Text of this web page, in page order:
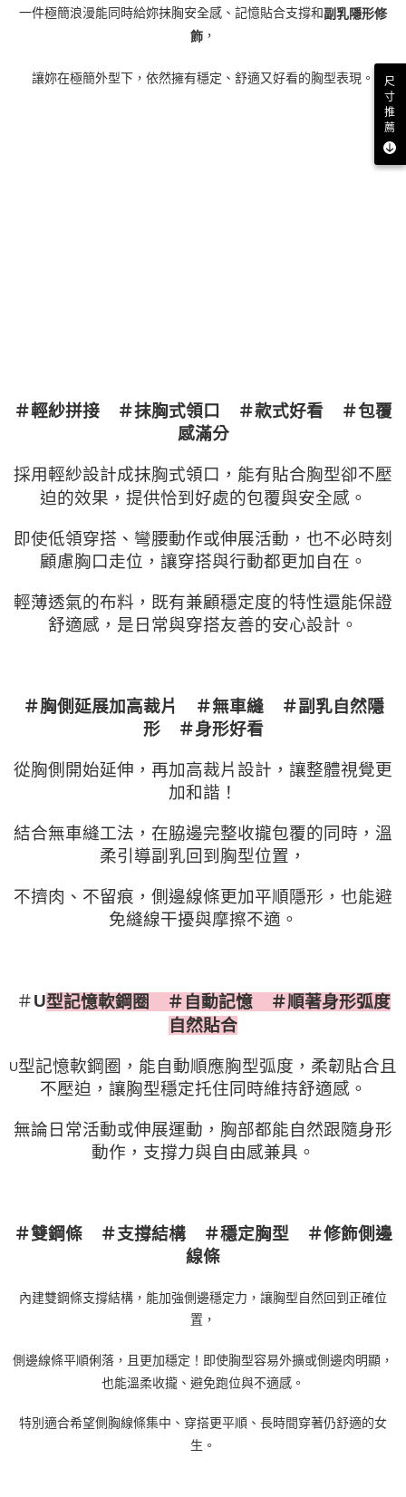
一件極簡浪漫能同時給妳抹胸安全感、記憶貼合支撐和副乳隱形修
飾 ，
讓妳在極簡外型下，依然擁有穩定、舒適又好看的胸型表現。
＃輕紗拼接 ＃抹胸式領口 ＃款式好看 ＃包覆
感滿分
採用輕紗設計成抹胸式領口，能有貼合胸型卻不壓
迫的效果，提供恰到好處的包覆與安全感。
即使低領穿搭、彎腰動作或伸展活動，也不必時刻
顧慮胸口走位，讓穿搭與行動都更加自在。
輕薄透氣的布料，既有兼顧穩定度的特性還能保證
舒適感，是日常與穿搭友善的安心設計。
＃胸側延展加高裁片 ＃無車縫 ＃副乳自然隱
形 ＃身形好看
從胸側開始延伸，再加高裁片設計，讓整體視覺更
加和諧！
結合無車縫工法，在脇邊完整收攏包覆的同時，溫
柔引導副乳回到胸型位置，
不擠肉、不留痕，側邊線條更加平順隱形，也能避
免縫線干擾與摩擦不適。
＃U型記憶軟鋼圈 ＃自動記憶 ＃順著身形弧度
自然貼合
U型記憶軟鋼圈，能自動順應胸型弧度，柔韌貼合且
不壓迫，讓胸型穩定托住同時維持舒適感。
無論日常活動或伸展運動，胸部都能自然跟隨身形
動作，支撐力與自由感兼具。
＃雙鋼條 ＃支撐結構 ＃穩定胸型 ＃修飾側邊
線條
內建雙鋼條支撐結構，能加強側邊穩定力，讓胸型自然回到正確位
置，
側邊線條平順俐落，且更加穩定！即使胸型容易外擴或側邊肉明顯，
也能溫柔收攏、避免跑位與不適感。
特別適合希望側胸線條集中、穿搭更平順、長時間穿著仍舒適的女
生。
尺
寸
推
薦